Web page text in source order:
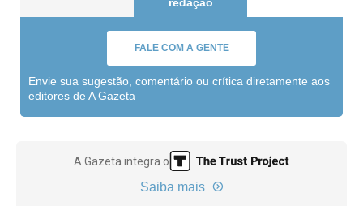
FALE COM A GENTE
Envie sua sugestão, comentário ou crítica diretamente aos
editores de A Gazeta
A Gazeta integra o
Saiba mais